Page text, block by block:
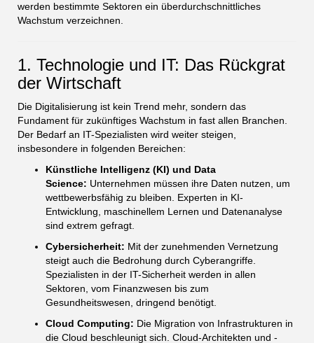
werden bestimmte Sektoren ein überdurchschnittliches
Wachstum verzeichnen.
1. Technologie und IT: Das Rückgrat
der Wirtschaft
Die Digitalisierung ist kein Trend mehr, sondern das
Fundament für zukünftiges Wachstum in fast allen Branchen.
Der Bedarf an IT-Spezialisten wird weiter steigen,
insbesondere in folgenden Bereichen:
Künstliche Intelligenz (KI) und Data
Science: Unternehmen müssen ihre Daten nutzen, um
wettbewerbsfähig zu bleiben. Experten in KI-
Entwicklung, maschinellem Lernen und Datenanalyse
sind extrem gefragt.
Cybersicherheit: Mit der zunehmenden Vernetzung
steigt auch die Bedrohung durch Cyberangriffe.
Spezialisten in der IT-Sicherheit werden in allen
Sektoren, vom Finanzwesen bis zum
Gesundheitswesen, dringend benötigt.
Cloud Computing: Die Migration von Infrastrukturen in
die Cloud beschleunigt sich. Cloud-Architekten und -